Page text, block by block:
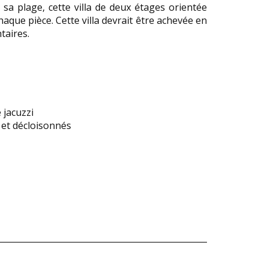
plage, cette villa de deux étages orientée
pièce. Cette villa devrait être achevée en
décloisonnés